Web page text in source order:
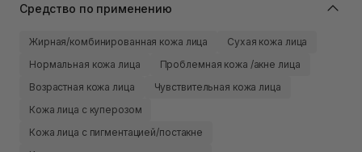
Средство по применению
Жирная/комбинированная кожа лица
Сухая кожа лица
Нормальная кожа лица
Проблемная кожа /акне лица
Возрастная кожа лица
Чувствительная кожа лица
Кожа лица с куперозом
Кожа лица с пигментацией/постакне